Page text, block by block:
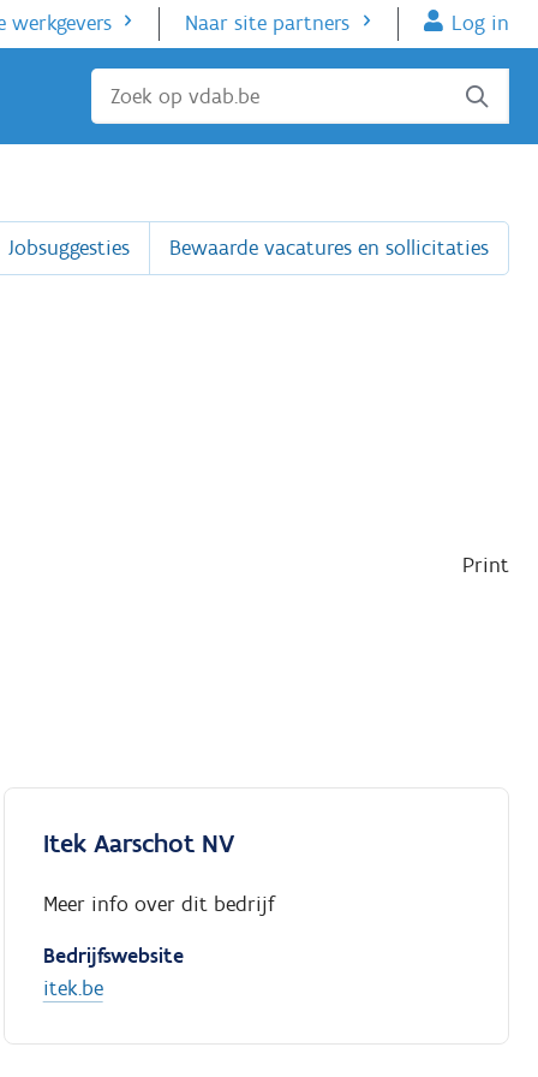
werkgevers Naar site partners Log in
Sluiten
Jobsuggesties Bewaarde vacatures en sollicitaties
Print
Itek Aarschot NV
Meer info over dit bedrijf
Bedrijfswebsite
itek.be